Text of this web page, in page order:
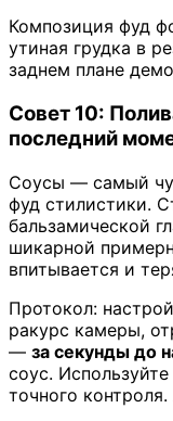
Композиция фуд
утиная грудка в
заднем плане
Совет 10:
последний
Соусы — самый
фуд стилистики.
бальзамической
шикарной
впитывается и
Протокол:
ракурс камеры,
— за секунды до
соус.
точного